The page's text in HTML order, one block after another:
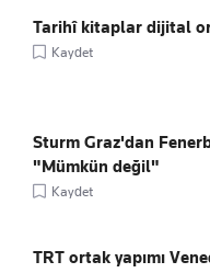
Tarihî kitaplar dijital
Kaydet
Sturm Graz'dan
"Mümkün değil"
Kaydet
TRT ortak yapımı